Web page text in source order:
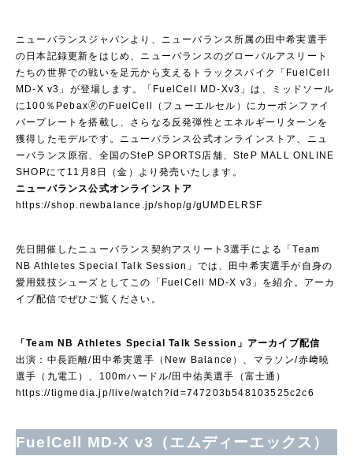
ニューバランスジャパンより、ニューバランス所属の田中希実選手
の日本記録更新をはじめ、ニューバランスのグローバルアスリート
たちの世界での戦いを足元から支えるトラックスパイク「FuelCell
MD-X v3」が登場します。「FuelCell MD-Xv3」は、ミッドソール
に100％Pebax🄬のFuelCell（フューエルセル）にカーボンファイ
バープレートを搭載し、さらなる反発弾性とエネルギーリターンを
獲得したモデルです。ニューバランス公式オンラインストア、ニュ
ーバランス原宿、全国のSteP SPORTS店舗、SteP MALL ONLINE
SHOPにて11月8日（金）より発売いたします。
ニューバランス公式オンラインストア
https://shop.newbalance.jp/shop/g/gUMDELRSF
先日開催したニューバランス契約アスリート3選手による「Team
NB Athletes Special Talk Session」では、田中希実選手が自身の
愛用競技シューズとしてこの「FuelCell MD-X v3」を紹介。アーカ
イブ配信でぜひご覧ください。
「Team NB Athletes Special Talk Session」アーカイブ配信
出演：中長距離/田中希実選手（New Balance）、マラソン/赤﨑暁
選手（九電工）、100mハードル/田中佑美選手（富士通）
https://tigmedia.jp/live/watch?id=747203b548103525c2c6
FuelCell MD-X v3（エムディーエックス）